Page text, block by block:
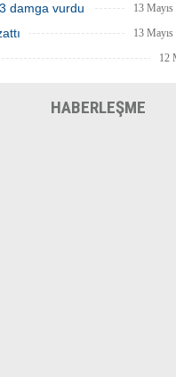
damga vurdu 13
13
12
HABERLEŞME